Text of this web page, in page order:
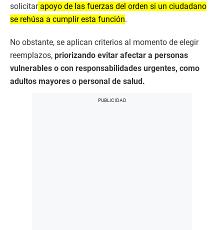
solicitar apoyo de las fuerzas del orden si un ciudadano
se rehúsa a cumplir esta función.
No obstante, se aplican criterios al momento de elegir
reemplazos, priorizando evitar afectar a personas
vulnerables o con responsabilidades urgentes, como
adultos mayores o personal de salud.